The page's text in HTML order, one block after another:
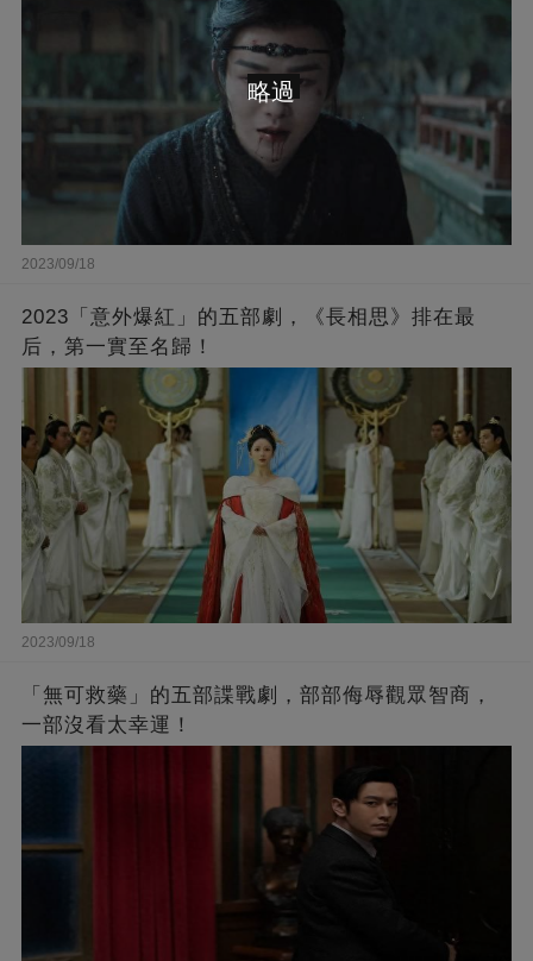
2023/09/18
2023「意外爆紅」的五部劇，《長相思》排在最
后，第一實至名歸！
2023/09/18
「無可救藥」的五部諜戰劇，部部侮辱觀眾智商，
一部沒看太幸運！
略過